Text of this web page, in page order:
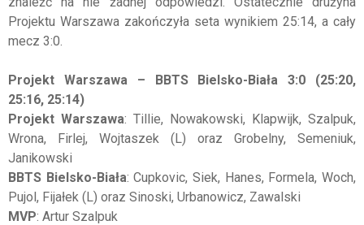
Projektu Warszawa zakończyła seta wynikiem 25:14, a cały
mecz 3:0.
Projekt Warszawa – BBTS Bielsko-Biała 3:0 (25:20,
25:16, 25:14)
Projekt Warszawa: Tillie, Nowakowski, Klapwijk, Szalpuk,
Wrona, Firlej, Wojtaszek (L) oraz Grobelny, Semeniuk,
Janikowski
BBTS Bielsko-Biała: Cupkovic, Siek, Hanes, Formela, Woch,
Pujol, Fijałek (L) oraz Sinoski, Urbanowicz, Zawalski
MVP: Artur Szalpuk